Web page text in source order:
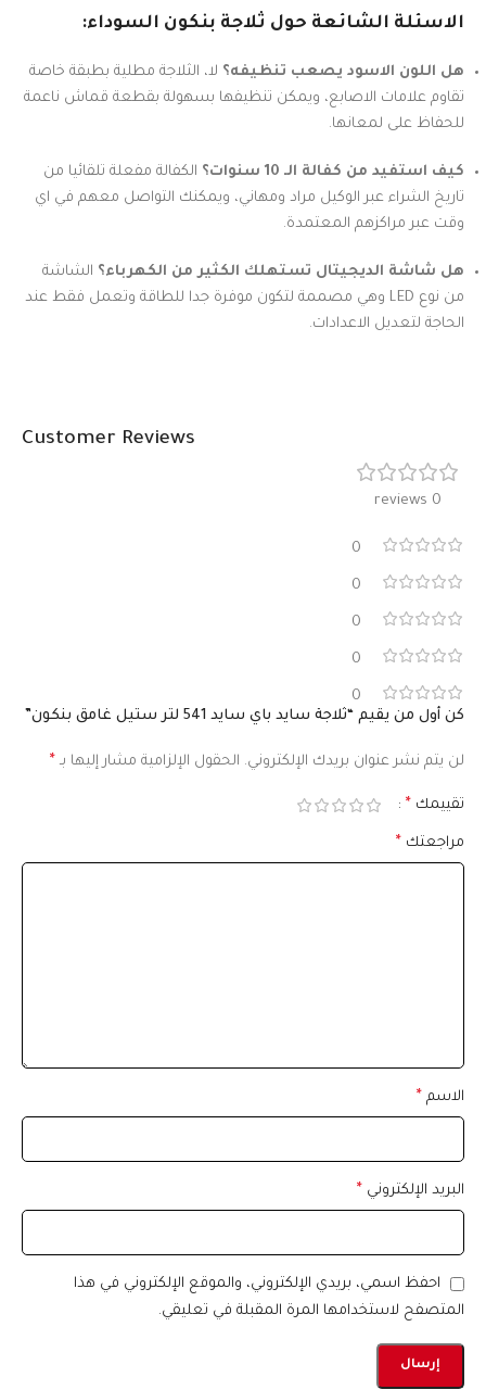
الاسئلة الشائعة حول ثلاجة بنكون السوداء:
هل اللون الاسود يصعب تنظيفه؟ لا، الثلاجة مطلية بطبقة خاصة
تقاوم علامات الاصابع، ويمكن تنظيفها بسهولة بقطعة قماش ناعمة
للحفاظ على لمعانها.
كيف استفيد من كفالة الـ 10 سنوات؟
الكفالة مفعلة تلقائيا من
تاريخ الشراء عبر الوكيل مراد ومهاني، ويمكنك التواصل معهم في اي
وقت عبر مراكزهم المعتمدة.
هل شاشة الديجيتال تستهلك الكثير من الكهرباء؟ الشاشة
من نوع LED وهي مصممة لتكون موفرة جدا للطاقة وتعمل فقط عند
الحاجة لتعديل الاعدادات.
Customer Reviews
0 reviews
0
0
0
0
0
كن أول من يقيم “ثلاجة سايد باي سايد 541 لتر ستيل غامق بنكون”
لن يتم نشر عنوان بريدك الإلكتروني. الحقول الإلزامية مشار إليها بـ *
تقييمك *
مراجعتك *
الاسم *
البريد الإلكتروني *
احفظ اسمي، بريدي الإلكتروني، والموقع الإلكتروني في هذا
المتصفح لاستخدامها المرة المقبلة في تعليقي.